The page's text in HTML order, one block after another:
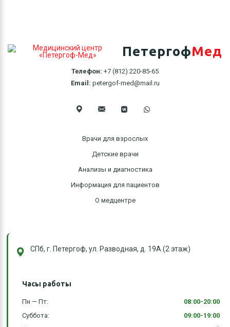
ПетергофМед
Телефон: +7 (812) 220-85-65
Email: petergof-med@mail.ru
Врачи для взрослых
Детские врачи
Анализы и диагностика
Информация для пациентов
О медцентре
СПб, г. Петергоф, ул. Разводная, д. 19А (2 этаж)
Часы работы
Пн — Пт:
08:00-20:00
Суббота:
09:00-19:00